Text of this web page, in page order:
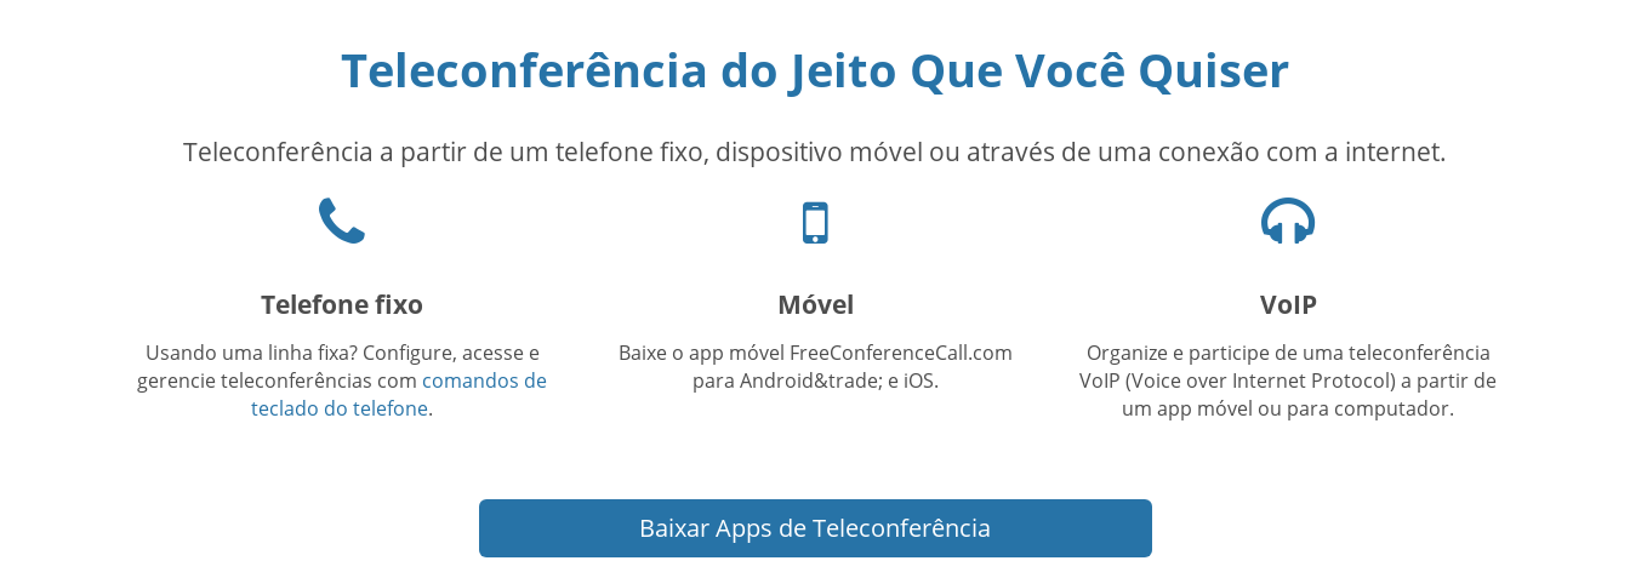
Teleconferência do Jeito Que Você Quiser
Teleconferência a partir de um telefone fixo, dispositivo móvel ou através de uma conexão com a internet.
icon
Telefone fixo
Usando uma linha fixa? Configure, acesse e
gerencie teleconferências com comandos de
teclado do telefone.
Ícone
de
Móvel
Baixe o app móvel FreeConferenceCall.com
para Android&trade; e iOS.
de
VoIP
Organize e participe de uma teleconferência
VoIP (Voice over Internet Protocol) a partir de
um app móvel ou para computador.
Baixar Apps de Teleconferência